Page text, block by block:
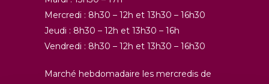
Mercredi : 8h30 – 12h et 13h30 – 16h30
Jeudi : 8h30 – 12h et 13h30 – 16h
Vendredi : 8h30 – 12h et 13h30 – 16h30
Marché hebdomadaire les mercredis de